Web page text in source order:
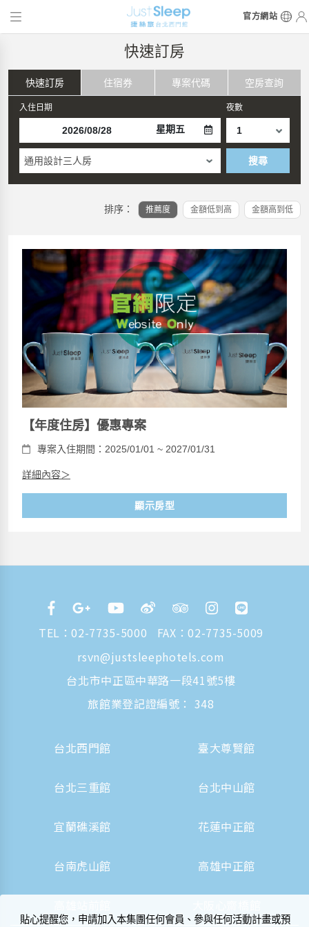
官方網站
快速訂房
快速訂房 住宿券 專案代碼 空房查詢
入住日期
星期五
夜數
通用設計三人房 搜尋
排序： 推薦度 金額低到高 金額高到低
【年度住房】優惠專案
專案入住期間：2025/01/01 ~ 2027/01/31
詳細內容＞
顯示房型
TEL：02-7735-5000
FAX：02-7735-5009
rsvn@justsleephotels.com
台北市中正區中華路一段41號5樓
旅館業登記證編號： 348
台北西門館 臺大尊賢館
台北三重館 台北中山館
宜蘭礁溪館 花蓮中正館
台南虎山館 高雄中正館
貼心提醒您，申請加入本集團任何會員、參與任何活動計畫或預